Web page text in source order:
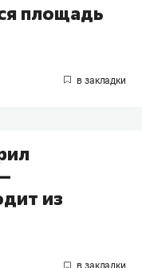
площадь
из